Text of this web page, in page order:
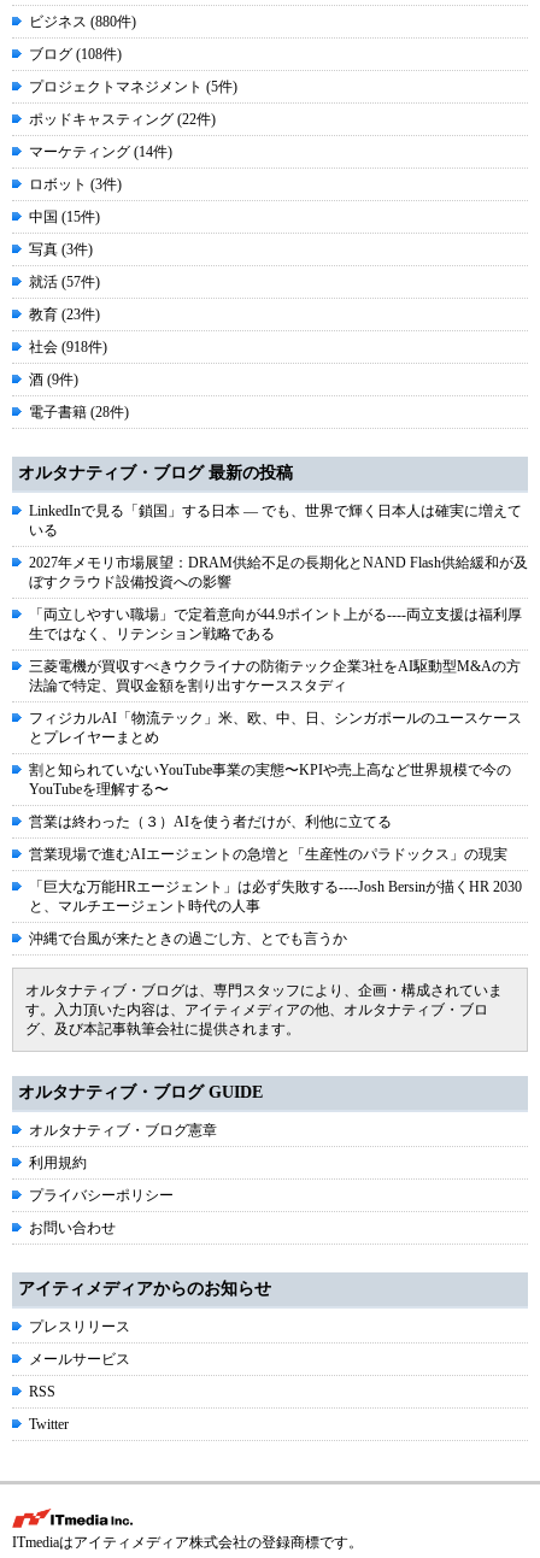
ビジネス (880件)
ブログ (108件)
プロジェクトマネジメント (5件)
ポッドキャスティング (22件)
マーケティング (14件)
ロボット (3件)
中国 (15件)
写真 (3件)
就活 (57件)
教育 (23件)
社会 (918件)
酒 (9件)
電子書籍 (28件)
オルタナティブ・ブログ 最新の投稿
LinkedInで見る「鎖国」する日本 ― でも、世界で輝く日本人は確実に増えて
いる
2027年メモリ市場展望：DRAM供給不足の長期化とNAND Flash供給緩和が及
ぼすクラウド設備投資への影響
「両立しやすい職場」で定着意向が44.9ポイント上がる----両立支援は福利厚
生ではなく、リテンション戦略である
三菱電機が買収すべきウクライナの防衛テック企業3社をAI駆動型M&Aの方
法論で特定、買収金額を割り出すケーススタディ
フィジカルAI「物流テック」米、欧、中、日、シンガポールのユースケース
とプレイヤーまとめ
割と知られていないYouTube事業の実態〜KPIや売上高など世界規模で今の
YouTubeを理解する〜
営業は終わった（３）AIを使う者だけが、利他に立てる
営業現場で進むAIエージェントの急増と「生産性のパラドックス」の現実
「巨大な万能HRエージェント」は必ず失敗する----Josh Bersinが描くHR 2030
と、マルチエージェント時代の人事
沖縄で台風が来たときの過ごし方、とでも言うか
オルタナティブ・ブログは、専門スタッフにより、企画・構成されていま
す。入力頂いた内容は、アイティメディアの他、オルタナティブ・ブロ
グ、及び本記事執筆会社に提供されます。
オルタナティブ・ブログ GUIDE
オルタナティブ・ブログ憲章
利用規約
プライバシーポリシー
お問い合わせ
アイティメディアからのお知らせ
プレスリリース
メールサービス
RSS
Twitter
ITmediaはアイティメディア株式会社の登録商標です。